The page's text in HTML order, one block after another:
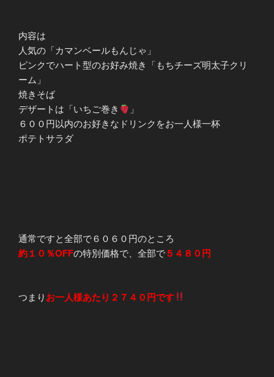
内容は
人気の「カマンベールもんじゃ」
ピンクでハート型のお好み焼き「もちチーズ明太子クリ
ーム」
焼きそば
デザートは「いちご巻き
」
６００円以内のお好きなドリンクをお一人様一杯
ポテトサラダ
通常ですと全部で６０６０円のところ
約１０％OFFの特別価格で、全部で５４８０円
つまり お一人様あたり２７４０円です